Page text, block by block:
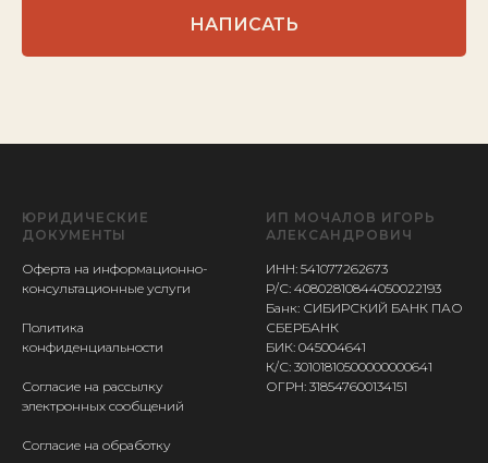
НАПИСАТЬ
ЮРИДИЧЕСКИЕ
ДОКУМЕНТЫ
Оферта на информационно-
консультационные услуги
Политика
конфиденциальности
Согласие на рассылку
электронных сообщений
Согласие на обработку
ИП МОЧАЛОВ ИГОРЬ
АЛЕКСАНДРОВИЧ
ИНН: 541077262673
Р/С: 40802810844050022193
Банк: СИБИРСКИЙ БАНК ПАО
СБЕРБАНК
БИК: 045004641
К/С: 30101810500000000641
ОГРН: 318547600134151